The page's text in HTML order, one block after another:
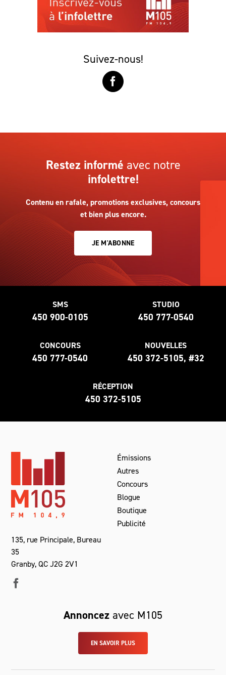
Suivez-nous!
Restez informé avec notre
infolettre!
Contenu en rafale, promotions exclusives, concours
et bien plus encore.
JE M'ABONNE
SMS
450 900-0105
STUDIO
450 777-0540
CONCOURS
450 777-0540
NOUVELLES
450 372-5105, #32
RÉCEPTION
450 372-5105
135, rue Principale, Bureau
35
Granby, QC J2G 2V1
Émissions
Autres
Concours
Blogue
Boutique
Publicité
Annoncez avec M105
EN SAVOIR PLUS